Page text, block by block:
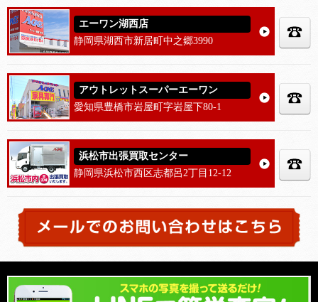
エーワン湖西店
静岡県湖西市新居町中之郷3990
アウトレットスーパーエーワン
愛知県豊橋市岩屋町字岩屋下80-1
浜松市出張買取センター
静岡県浜松市西区志都呂2丁目12-12